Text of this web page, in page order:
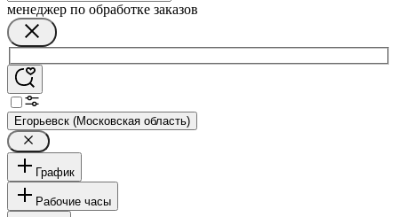
менеджер по обработке заказов
Егорьевск (Московская область)
График
Рабочие часы